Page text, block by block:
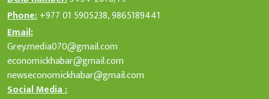
Phone:+977 01 5905238, 9865189441
Email:
Grey.media070@gmail.com
economickhabar@gmail.com
newseconomickhabar@gmail.com
Social Media :